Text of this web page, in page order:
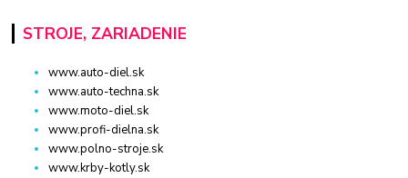
STROJE, ZARIADENIE
www.auto-diel.sk
www.auto-techna.sk
www.moto-diel.sk
www.profi-dielna.sk
www.polno-stroje.sk
www.krby-kotly.sk